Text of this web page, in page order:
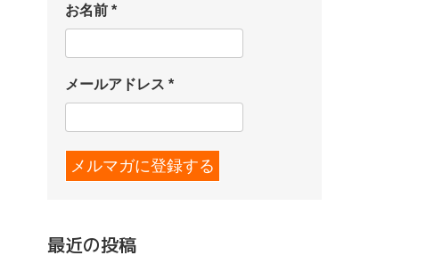
お名前*
メールアドレス*
最近の投稿